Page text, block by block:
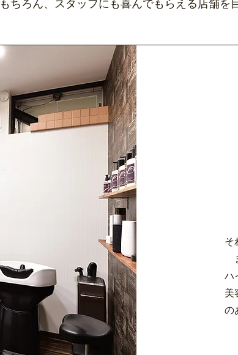
ちろん、スタッフにも喜んでもらえる店舗を
そ
ハ
美
の